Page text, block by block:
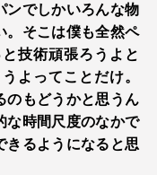
ンでしかいろんな物
。そこは僕も全然ペ
技術頑張ろうよと
よってことだけ。
のもどうかと思うん
な時間尺度のなかで
きるようになると思